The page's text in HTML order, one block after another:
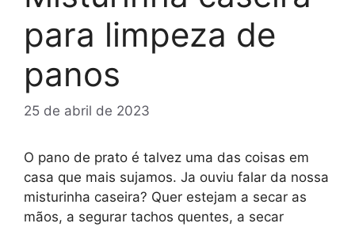
para limpeza de
panos
25 de abril de 2023
O pano de prato é talvez uma das coisas em
casa que mais sujamos. Ja ouviu falar da nossa
misturinha caseira? Quer estejam a secar as
mãos, a segurar tachos quentes, a secar